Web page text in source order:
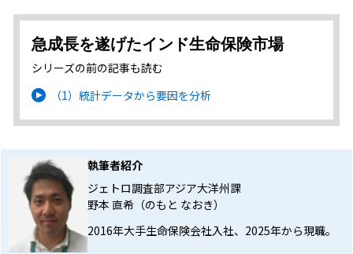
急成長を遂げたインド生命保険市場
シリーズの前の記事も読む
（1）統計データから要因を分析
執筆者紹介
ジェトロ調査部アジア大洋州課
野本 直希（のもと なおき）
2016年大手生命保険会社入社、2025年から現職。